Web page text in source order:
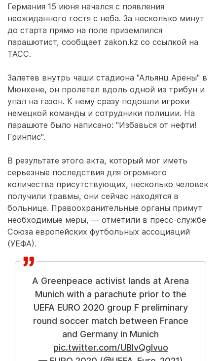
Германия 15 июня начался с появления
неожиданного гостя с неба. За несколько минут
до старта прямо на поле приземлился
парашютист, сообщает zakon.kz со ссылкой на
ТАСС.
Залетев внутрь чаши стадиона "Альянц Арены" в
Мюнхене, он пролетел вдоль одной из трибун и
упал на газон. К нему сразу подошли игроки
немецкой команды и сотрудники полиции. На
парашюте было написано: "Избавься от нефти!
Гринпис".
В результате этого акта, который мог иметь
серьезные последствия для огромного
количества присутствующих, несколько человек
получили травмы, они сейчас находятся в
больнице. Правоохранительные органы примут
необходимые меры, — отметили в пресс-службе
Союза европейских футбольных ассоциаций
(УЕФА).
A Greenpeace activist lands at Arena
Munich with a parachute prior to the
UEFA EURO 2020 group F preliminary
round soccer match between France
and Germany in Munich
pic.twitter.com/UBlvQgIvuo